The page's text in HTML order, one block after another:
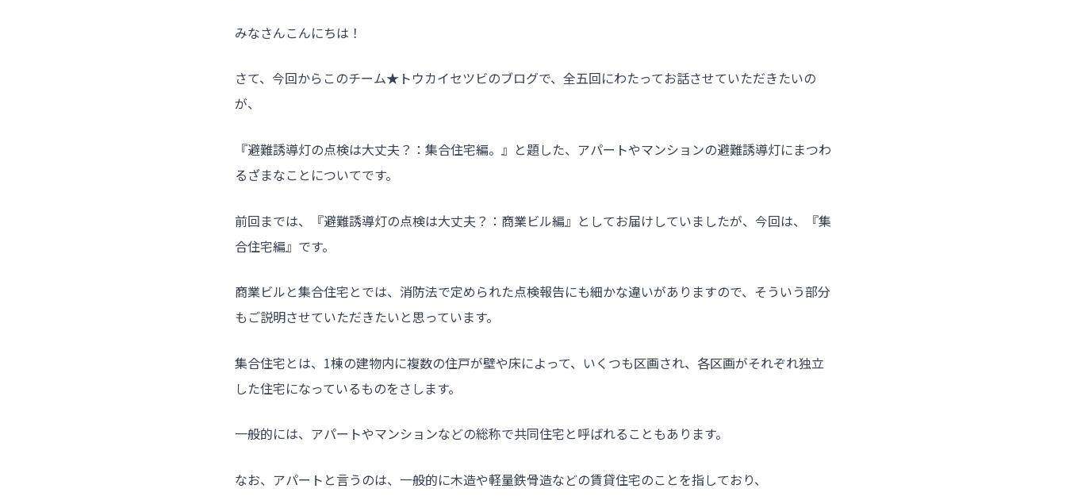
みなさんこんにちは！
さて、今回からこのチーム★トウカイセツビのブログで、全五回にわたってお話させていただきたいの
が、
『避難誘導灯の点検は大丈夫？：集合住宅編。』と題した、アパートやマンションの避難誘導灯にまつわ
るざまなことについてです。
前回までは、『避難誘導灯の点検は大丈夫？：商業ビル編』としてお届けしていましたが、今回は、『集
合住宅編』です。
商業ビルと集合住宅とでは、消防法で定められた点検報告にも細かな違いがありますので、そういう部分
もご説明させていただきたいと思っています。
集合住宅とは、1棟の建物内に複数の住戸が壁や床によって、いくつも区画され、各区画がそれぞれ独立
した住宅になっているものをさします。
一般的には、アパートやマンションなどの総称で共同住宅と呼ばれることもあります。
なお、アパートと言うのは、一般的に木造や軽量鉄骨造などの賃貸住宅のことを指しており、